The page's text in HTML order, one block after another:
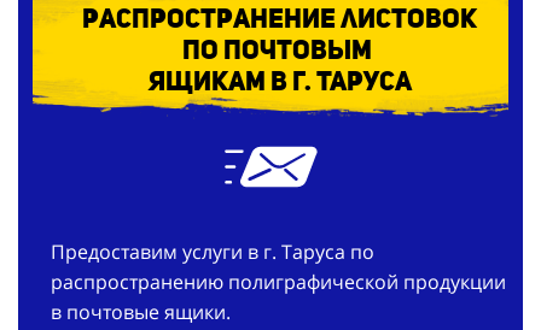
Распространение листовок
по почтовым
ящикам в г. Таруса
Предоставим услуги в г. Таруса по
распространению полиграфической продукции
в почтовые ящики.